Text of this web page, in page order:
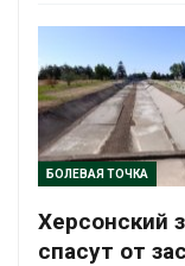
БОЛЕВАЯ ТОЧКА
Херсонский
спасут от